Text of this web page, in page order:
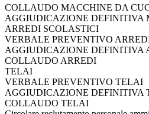
COLLAUDO MACCHINE DA
AGGIUDICAZIONE DEFINITIVA
ARREDI SCOLASTICI
VERBALE PREVENTIVO
AGGIUDICAZIONE DEFINITIVA
COLLAUDO ARREDI
TELAI
VERBALE PREVENTIVO TELAI
AGGIUDICAZIONE DEFINITIVA
COLLAUDO TELAI